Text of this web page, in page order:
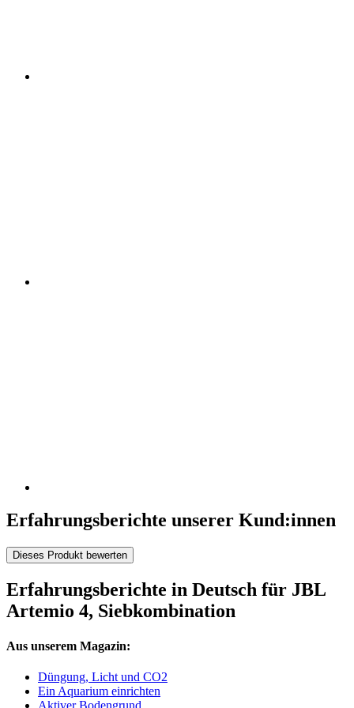
Erfahrungsberichte unserer Kund:innen
Dieses Produkt bewerten
Erfahrungsberichte in Deutsch für JBL
Artemio 4, Siebkombination
Aus unserem Magazin:
Düngung, Licht und CO2
Ein Aquarium einrichten
Aktiver Bodengrund